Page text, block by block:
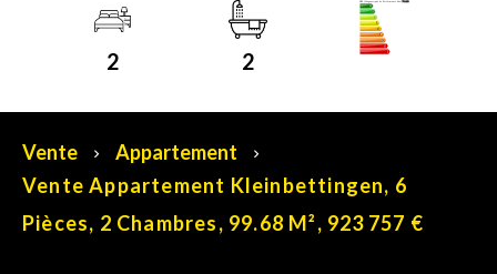
2 2
DPE (Diagnostique de Performance Energétique)
Vente
Appartement
Vente Appartement Kleinbettingen, 6
Pièces, 2 Chambres, 99.68 M², 923 757 €